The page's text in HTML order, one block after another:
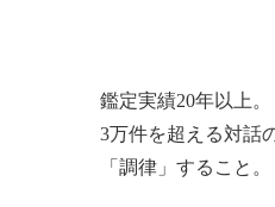
鑑定実績20年以上。
3万件を超える対話
「調律」すること。